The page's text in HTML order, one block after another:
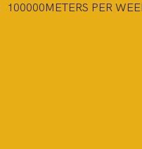
100000METERS PER